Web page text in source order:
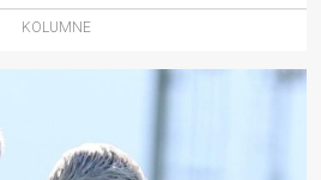
KOLUMNE